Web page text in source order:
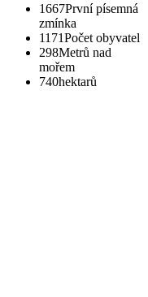
1667První písemná
zmínka
1171Počet obyvatel
298Metrů nad
mořem
740hektarů